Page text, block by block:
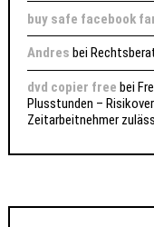
buy safe facebook
Andres bei
dvd copier free bei
Plusstunden –
Zeitarbeitnehmer